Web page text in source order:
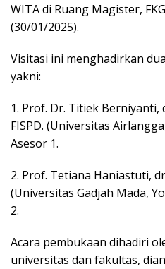
WITA di Ruang Magister,
(30/01/2025).
Visitasi ini menghadirkan
yakni:
1. Prof. Dr. Titiek Berniyanti,
FISPD. (Universitas
Asesor 1.
2. Prof. Tetiana Haniastuti,
(Universitas Gadjah Mada,
2.
Acara pembukaan dihadiri
universitas dan fakultas,